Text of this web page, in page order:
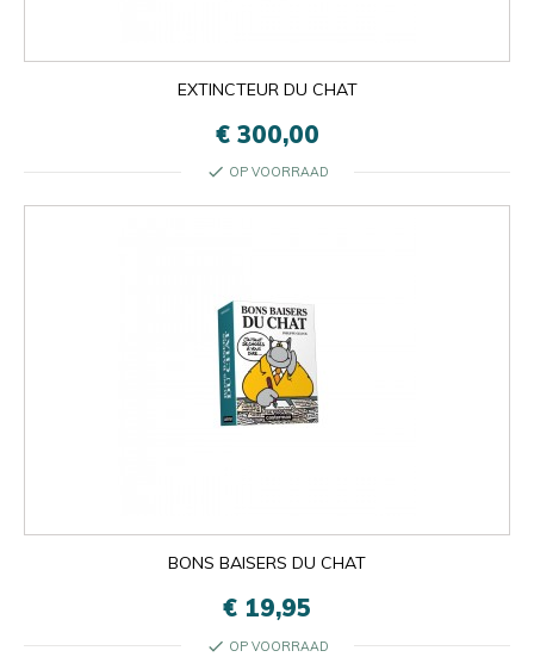
EXTINCTEUR DU CHAT
€ 300,00
check OP VOORRAAD
BONS BAISERS DU CHAT
€ 19,95
check OP VOORRAAD